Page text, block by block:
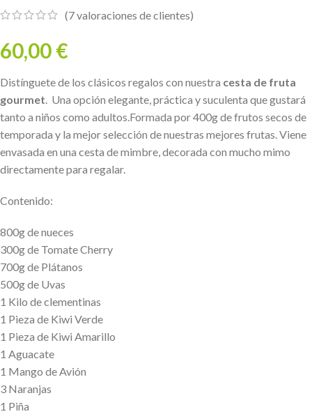
(7valoraciones de clientes)
60,00€
Distínguete de los clásicos regalos con nuestra cesta de fruta
gourmet. Una opción elegante, práctica y suculenta que gustará
tanto a niños como adultos.Formada por 400g de frutos secos de
temporada y la mejor selección de nuestras mejores frutas. Viene
envasada en una cesta de mimbre, decorada con mucho mimo
directamente para regalar.
Contenido:
800g de nueces
300g de Tomate Cherry
700g de Plátanos
500g de Uvas
1 Kilo de clementinas
1 Pieza de Kiwi Verde
1 Pieza de Kiwi Amarillo
1 Aguacate
1 Mango de Avión
3 Naranjas
1 Piña